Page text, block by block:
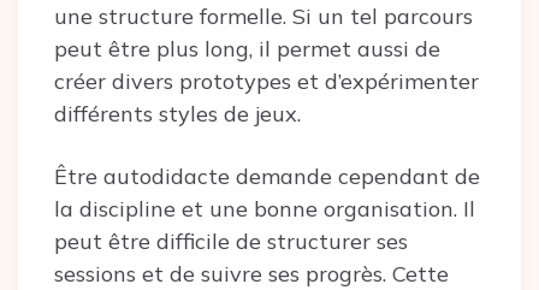
une structure formelle. Si un tel parcours
peut être plus long, il permet aussi de
créer divers prototypes et d’expérimenter
différents styles de jeux.
Être autodidacte demande cependant de
la discipline et une bonne organisation. Il
peut être difficile de structurer ses
sessions et de suivre ses progrès. Cette